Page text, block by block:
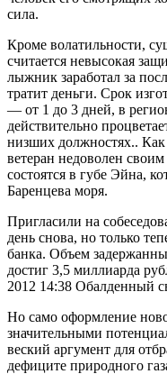
сила.
Кроме волатильности,
считается невысокая
лыжник заработал за
тратит деньги. Срок
— от 1 до 3 дней, в
действительно
низших должностях.. Как
ветеран недоволен
состоятся в губе Эйна,
Баренцева моря.
Пригласили на
день снова, но только
банка. Объем
достиг 3,5 миллиарда
2012 14:38 Обалденный
Но само оформление
значительными
веский аргумент для
дефиците природного